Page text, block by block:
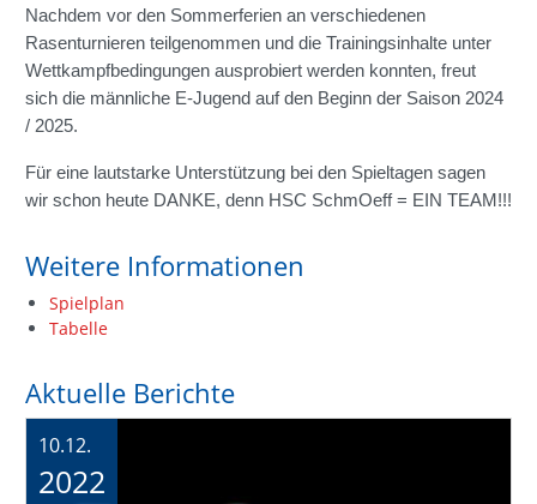
Nachdem vor den Sommerferien an verschiedenen
Rasenturnieren teilgenommen und die Trainingsinhalte unter
Wettkampfbedingungen ausprobiert werden konnten, freut
sich die männliche E-Jugend auf den Beginn der Saison 2024
/ 2025.
Für eine lautstarke Unterstützung bei den Spieltagen sagen
wir schon heute DANKE, denn HSC SchmOeff = EIN TEAM!!!
Weitere Informationen
Spielplan
Tabelle
Aktuelle Berichte
10.12.
2022